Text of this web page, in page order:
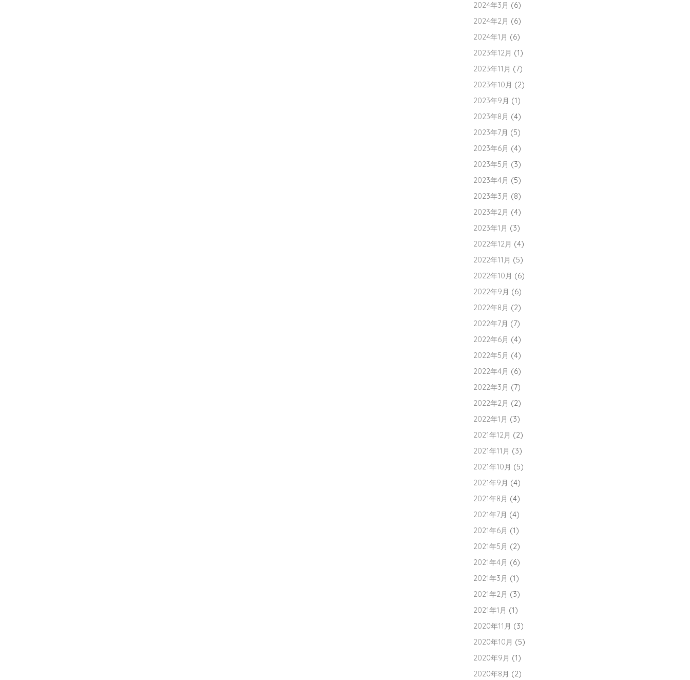
2024年3月 (6)
2024年2月 (6)
2024年1月 (6)
2023年12月 (1)
2023年11月 (7)
2023年10月 (2)
2023年9月 (1)
2023年8月 (4)
2023年7月 (5)
2023年6月 (4)
2023年5月 (3)
2023年4月 (5)
2023年3月 (8)
2023年2月 (4)
2023年1月 (3)
2022年12月 (4)
2022年11月 (5)
2022年10月 (6)
2022年9月 (6)
2022年8月 (2)
2022年7月 (7)
2022年6月 (4)
2022年5月 (4)
2022年4月 (6)
2022年3月 (7)
2022年2月 (2)
2022年1月 (3)
2021年12月 (2)
2021年11月 (3)
2021年10月 (5)
2021年9月 (4)
2021年8月 (4)
2021年7月 (4)
2021年6月 (1)
2021年5月 (2)
2021年4月 (6)
2021年3月 (1)
2021年2月 (3)
2021年1月 (1)
2020年11月 (3)
2020年10月 (5)
2020年9月 (1)
2020年8月 (2)